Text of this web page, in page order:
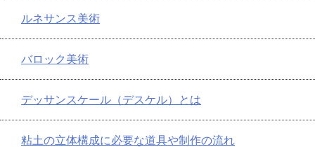
ルネサンス美術
バロック美術
デッサンスケール（デスケル）とは
粘土の立体構成に必要な道具や制作の流れ